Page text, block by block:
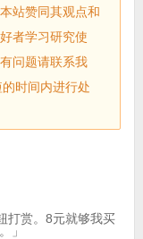
站赞同其观点和
者学习研究使
问题请联系我
时间内进行处
打赏。8元就够我买
」